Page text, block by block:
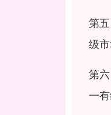
第
级
第
一